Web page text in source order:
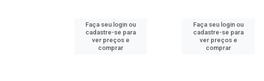
Faça seu login ou
cadastre-se para
ver preços e
comprar
Faça seu login ou
cadastre-se para
ver preços e
comprar